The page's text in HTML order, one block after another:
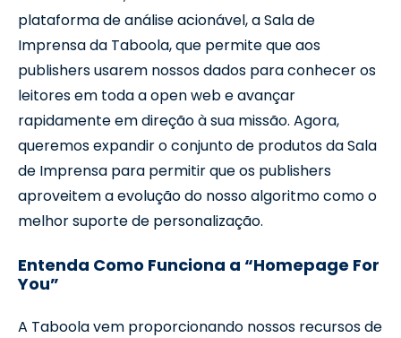
plataforma de análise acionável, a Sala de
Imprensa da Taboola, que permite que aos
publishers usarem nossos dados para conhecer os
leitores em toda a open web e avançar
rapidamente em direção à sua missão. Agora,
queremos expandir o conjunto de produtos da Sala
de Imprensa para permitir que os publishers
aproveitem a evolução do nosso algoritmo como o
melhor suporte de personalização.
Entenda Como Funciona a “Homepage For
You”
A Taboola vem proporcionando nossos recursos de